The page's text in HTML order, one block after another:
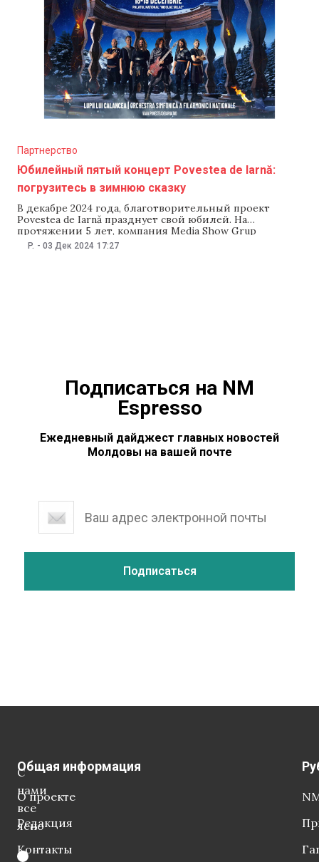
Партнерство
Юбилейный пятый концерт Povestea de Iarnă:
погрузитесь в зимнюю сказку
В декабре 2024 года, благотворительный проект
Povestea de Iarnă празднует свой юбилей. На
протяжении 5 лет, компания Media Show Grup
совместно с Lupii lui Calancea организовывают
грандиозное зимнее шоу, вдохновляя поклонников
P. - 03 Дек 2024 17:27
Подписаться на NM
Espresso
Ежедневный дайджест главных новостей
Молдовы на вашей почте
С
нами
все
ясно
Общая информация
О проекте
Редакция
Контакты